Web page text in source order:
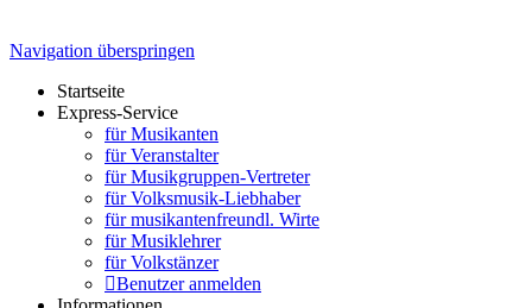
Navigation überspringen
Startseite
Express-Service
für Musikanten
für Veranstalter
für Musikgruppen-Vertreter
für Volksmusik-Liebhaber
für musikantenfreundl. Wirte
für Musiklehrer
für Volkstänzer
Benutzer anmelden